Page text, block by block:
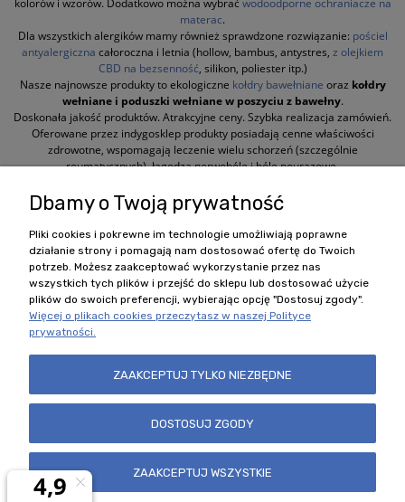
kolorów i wzorów. Dodatkowo można wybrać wodoodporne ochraniacze na
materac.
Dla wszystkich alergików mamy również sprawdzone rozwiązanie: pościel
antyalergiczna całoroczna i letnia (hollow, bambus, antystres, z olejkiem
CBD na bezsenność, silikon, poliester itp.)
Nasze najnowsze produkty to ekologiczne kołdry bawełniane oraz kołdry
wełniane i poduszki wełniane w poszyciu z bawełny.
Doskonała jakość produktów. Atrakcyjne ceny. Szybka realizacja zamówień.
Oferowane przez indygosklep produkty posiadają cenne właściwości
zdrowotne, wspomagają leczenie wielu schorzeń (szczególnie
reumatycznych), łagodzą nerwobóle i bóle pourazowe.
Polecane kategorie
Zobacz również
Nasz sklep
Regulamin i Formularze
Szybki kontakt
Zamówienia +48 606 348 584
Dbamy o Twoją prywatność
Pliki cookies i pokrewne im technologie umożliwiają poprawne
działanie strony i pomagają nam dostosować ofertę do Twoich
potrzeb. Możesz zaakceptować wykorzystanie przez nas
wszystkich tych plików i przejść do sklepu lub dostosować użycie
plików do swoich preferencji, wybierając opcję "Dostosuj zgody".
Więcej o plikach cookies przeczytasz w naszej Polityce
prywatności.
ZAAKCEPTUJ TYLKO NIEZBĘDNE
DOSTOSUJ ZGODY
ZAAKCEPTUJ WSZYSTKIE